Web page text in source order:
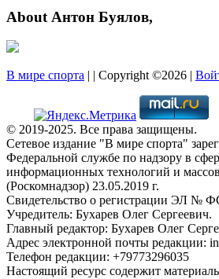
About Антон Буялов,
В мире спорта | | Copyright ©2026 |
© 2019-2025. Все права защищены.
Сетевое издание "В мире спорта"
Федеральной службе по надзору в
информационных технологий и
(Роскомнадзор) 23.05.2019 г.
Свидетельство о регистрации ЭЛ №
Учредитель: Бухарев Олег Сергеевич.
Главный редактор: Бухарев Олег
Адрес электронной почты редакции:
Телефон редакции: +79773296035
Настоящий ресурс содержит